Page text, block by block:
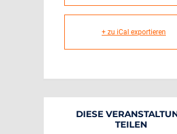
+ zu iCal exportieren
DIESE
TEILEN